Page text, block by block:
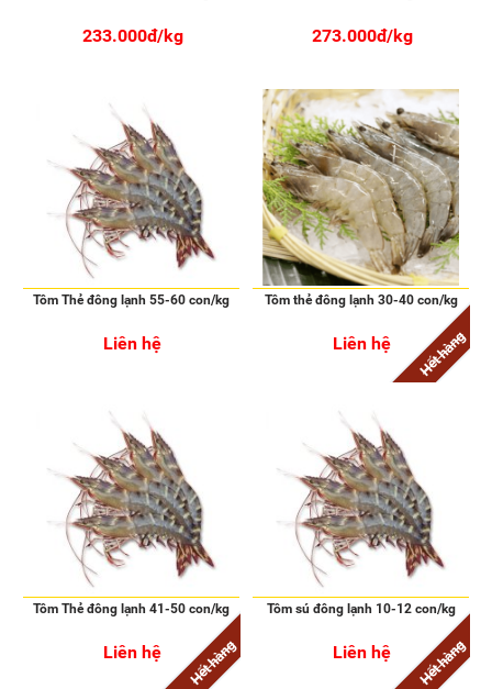
233.000đ/kg 273.000đ/kg
Tôm Thẻ đông lạnh 55-60 con/kg
Liên hệ
Tôm thẻ đông lạnh 30-40 con/kg
Liên hệ Hết hàng
Tôm Thẻ đông lạnh 41-50 con/kg
Liên hệ Hết hàng
Tôm sú đông lạnh 10-12 con/kg
Liên hệ Hết hàng